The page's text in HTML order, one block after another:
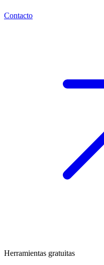
Contacto
Herramientas gratuitas